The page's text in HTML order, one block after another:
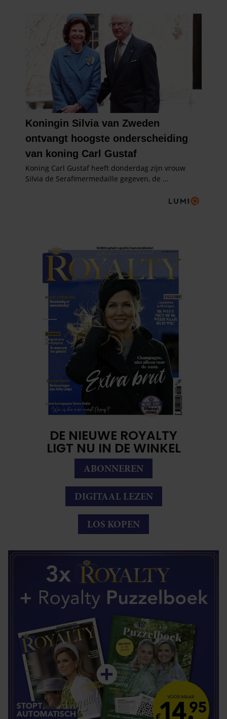
DE NIEUWE ROYALTY
LIGT NU IN DE WINKEL
ABONNEREN
DIGITAAL LEZEN
LOS KOPEN